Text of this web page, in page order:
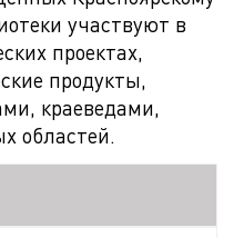
участвуют в
проектах,
продукты,
краеведами,
областей.